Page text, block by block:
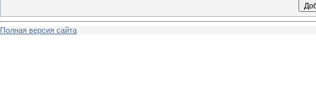
Полная версия сайта